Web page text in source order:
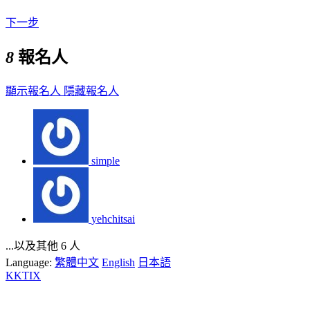
下一步
8 報名人
顯示報名人 隱藏報名人
simple
yehchitsai
...以及其他 6 人
Language: 繁體中文 English 日本語
KKTIX